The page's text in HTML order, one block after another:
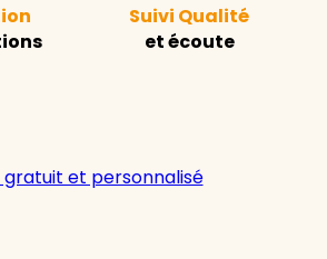
Suivi Qualité
et écoute
gratuit et personnalisé